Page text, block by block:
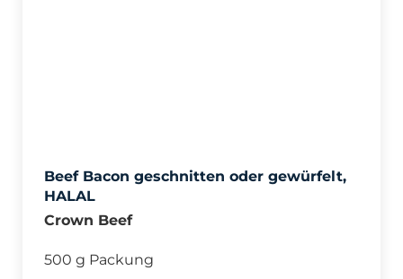
Beef Bacon geschnitten oder gewürfelt,
HALAL
Crown Beef
500 g Packung